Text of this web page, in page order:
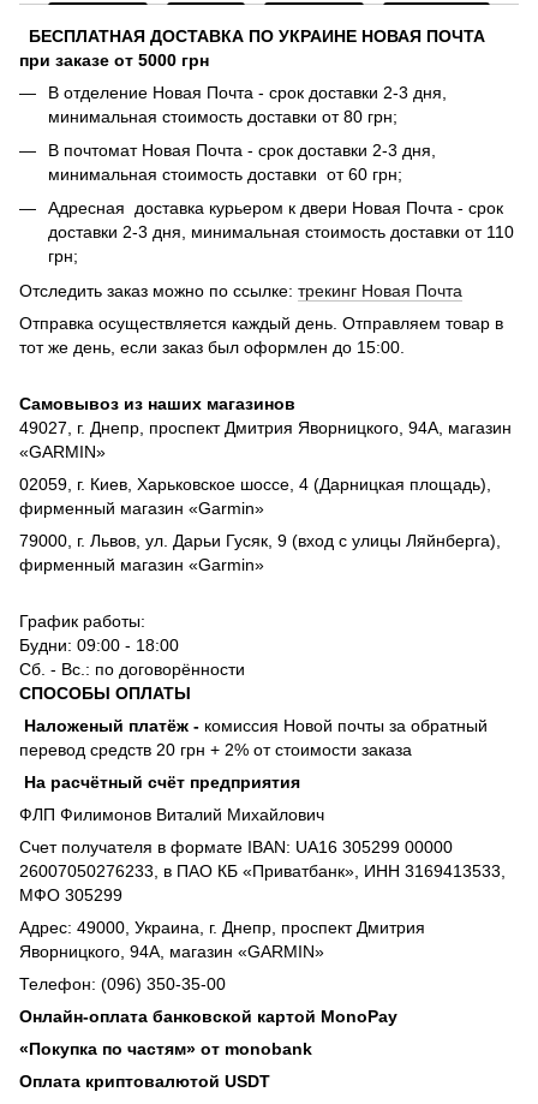
БЕСПЛАТНАЯ ДОСТАВКА ПО УКРАИНЕ НОВАЯ ПОЧТА
при заказе от 5000 грн
В отделение Новая Почта - срок доставки 2-3 дня,
минимальная стоимость доставки от 80 грн;
В почтомат Новая Почта - срок доставки 2-3 дня,
минимальная стоимость доставки от 60 грн;
Адресная доставка курьером к двери Новая Почта - срок
доставки 2-3 дня, минимальная стоимость доставки от 110
грн;
Отследить заказ можно по ссылке: трекинг Новая Почта
Отправка осуществляется каждый день. Отправляем товар в
тот же день, если заказ был оформлен до 15:00.
Самовывоз из наших магазинов
49027, г. Днепр, проспект Дмитрия Яворницкого, 94А, магазин
«GARMIN»
02059, г. Киев, Харьковское шоссе, 4 (Дарницкая площадь),
фирменный магазин «Garmin»
79000, г. Львов, ул. Дарьи Гусяк, 9 (вход с улицы Ляйнберга),
фирменный магазин «Garmin»
График работы:
Будни: 09:00 - 18:00
Сб. - Вс.: по договорённости
СПОСОБЫ ОПЛАТЫ
Наложеный платёж - комиссия Новой почты за обратный
перевод средств 20 грн + 2% от стоимости заказа
На расчётный счёт предприятия
ФЛП Филимонов Виталий Михайлович
Счет получателя в формате IBAN: UA16 305299 00000
26007050276233, в ПАО КБ «Приватбанк», ИНН 3169413533,
МФО 305299
Адрес: 49000, Украина, г. Днепр, проспект Дмитрия
Яворницкого, 94А, магазин «GARMIN»
Телефон: (096) 350-35-00
Онлайн-оплата банковской картой MonoPay
«Покупка по частям» от monobank
Оплата криптовалютой USDT